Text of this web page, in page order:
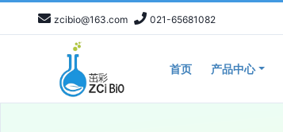
zcibio@163.com 021-65681082
首页 产品中心